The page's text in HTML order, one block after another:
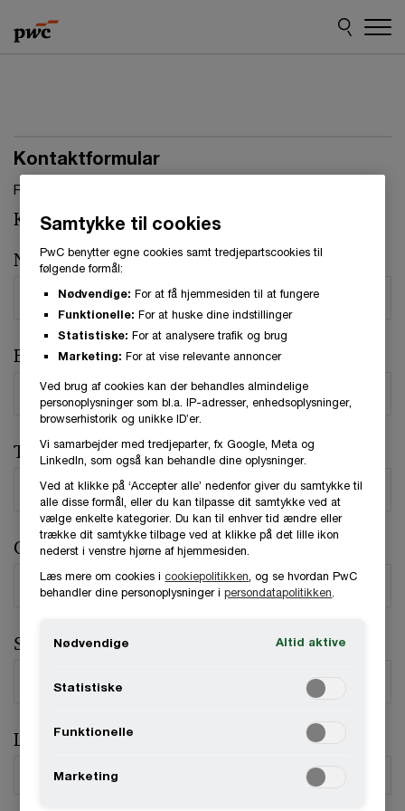
to
content
to
footer
Kontaktformular
Felter, markeret med stjerne, skal udfyldes.(
Kontaktperson:Paula Løve Weibel
Navn*
E-mail*
Telefonnummer
Organisation / Virksomhed
Stilling
Land *
Samtykke til cookies
PwC benytter egne cookies samt tredjepartscookies til
følgende formål:
Nødvendige: For at få hjemmesiden til at fungere
Funktionelle: For at huske dine indstillinger
Statistiske: For at analysere trafik og brug
Marketing: For at vise relevante annoncer
Ved brug af cookies kan der behandles almindelige
personoplysninger som bl.a. IP-adresser, enhedsoplysninger,
browserhistorik og unikke ID’er.
Vi samarbejder med tredjeparter, fx Google, Meta og
LinkedIn, som også kan behandle dine oplysninger.
Ved at klikke på ‘Accepter alle’ nedenfor giver du samtykke til
alle disse formål, eller du kan tilpasse dit samtykke ved at
vælge enkelte kategorier. Du kan til enhver tid ændre eller
trække dit samtykke tilbage ved at klikke på det lille ikon
nederst i venstre hjørne af hjemmesiden.
Læs mere om cookies icookiepolitikken , og se hvordan PwC
behandler dine personoplysninger ipersondatapolitikken
Nødvendige Altid aktive
Statistiske
Funktionelle
Marketing